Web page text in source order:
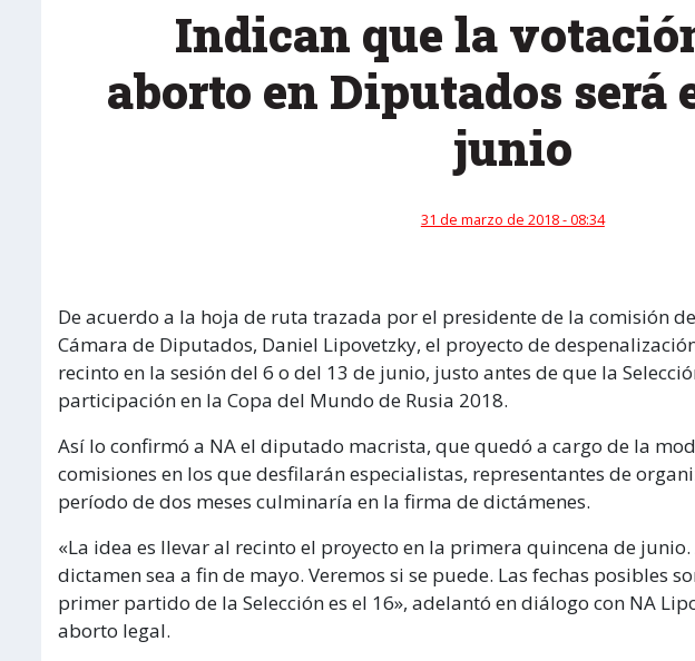
Indican que la
aborto en Diputados será
junio
31 de marzo de 2018 - 08:34
De acuerdo a la hoja de ruta trazada por el presidente de la comisión
Cámara de Diputados, Daniel Lipovetzky, el proyecto de
recinto en la sesión del 6 o del 13 de junio, justo antes de que la
participación en la Copa del Mundo de Rusia 2018.
Así lo confirmó a NA el diputado macrista, que quedó a cargo de la
comisiones en los que desfilarán especialistas, representantes de
período de dos meses culminaría en la firma de dictámenes.
«La idea es llevar al recinto el proyecto en la primera quincena de
dictamen sea a fin de mayo. Veremos si se puede. Las fechas posibles
primer partido de la Selección es el 16», adelantó en diálogo con NA
aborto legal.